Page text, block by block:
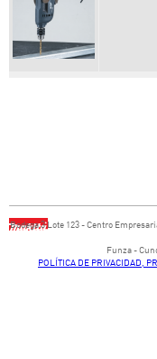
Bodega ​3 Lote ​123 - ​Centro
​Funza -
POLÍTICA DE PRIVACIDAD,